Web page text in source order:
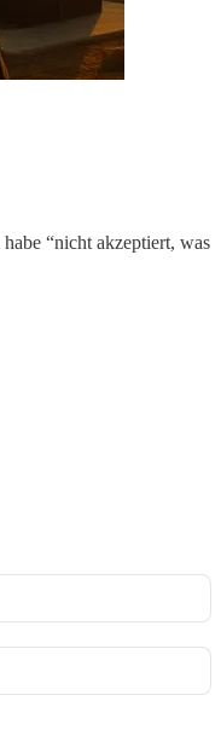
“nicht akzeptiert, was